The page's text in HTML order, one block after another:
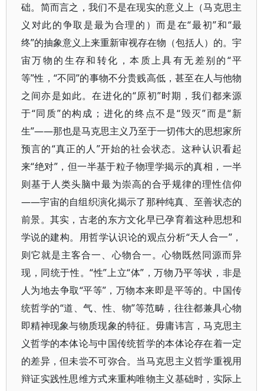
础。简而言之，我们不是在现实的意义上（马克思主
义对此的争取是最为合理的）而是在“最初”和“最
终”的抽象意义上来重新审视存在物（包括人）的。宇
宙万物的生存和转化，本质上具有无差别的“平
等”性，“不同”的事物不分贵贱高低，甚至在人与他物
之间亦是如此。在进化的“原初”时期，我们都来源
于“同质”的构成；进化的终点不是“毁灭”而是“新
生”——那也是马克思主义乃至于一切伟大的思想家所
预言的“真正的人”开始的社会状态。这种认识看起
来“绝对”，但一半基于粒子物理学揭示的真相，一半
则基于人类头脑中最为崇高的合乎规律的理性信仰
——宇宙的自组织演化揭示了那种纯真、至善状态的
前景。其实，古老的东方文化早已孕育着这种思想和
学说的建构。用哲学认识论的观点分析“天人合一”，
则它就是主客合一、心物合一。心物既然同源而异
现，同统于性。“性”上立“体”，万物乃平等状，非是
人为地去争取“平等”，万物本来即是平等的。中国传
统哲学的“道、气、性、物”等范畴，往往都兼具心物
即精神现象与物质现象的特征。毋庸讳言，马克思主
义哲学的本体论与中国传统哲学的本体论存在着一定
的差异，但未尝不可弥合。当马克思主义哲学重视用
辩证实践性思维方式来重构唯物主义基础时，实际上